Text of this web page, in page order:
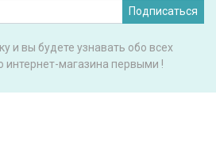
Подписаться
и вы будете узнавать обо всех
интернет-магазина первыми !